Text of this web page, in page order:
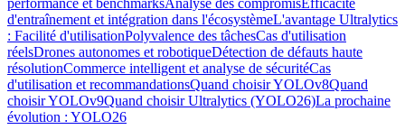
performance et benchmarksAnalyse des compromisEfficacité
d'entraînement et intégration dans l'écosystèmeL'avantage Ultralytics
: Facilité d'utilisationPolyvalence des tâchesCas d'utilisation
réelsDrones autonomes et robotiqueDétection de défauts haute
résolutionCommerce intelligent et analyse de sécuritéCas
d'utilisation et recommandationsQuand choisir YOLOv8Quand
choisir YOLOv9Quand choisir Ultralytics (YOLO26)La prochaine
évolution : YOLO26